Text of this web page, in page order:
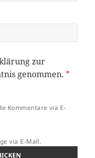
zur
genommen. *
Kommentare via E-
via E-Mail.